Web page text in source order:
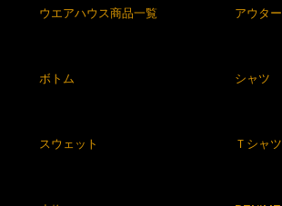
ウエアハウス商品一覧 アウター
ボトム シャツ
スウェット Ｔシャツ